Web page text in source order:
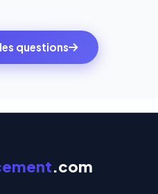
perdre vos données ni
ne transitent jamais
gérées directement et
questions
.com